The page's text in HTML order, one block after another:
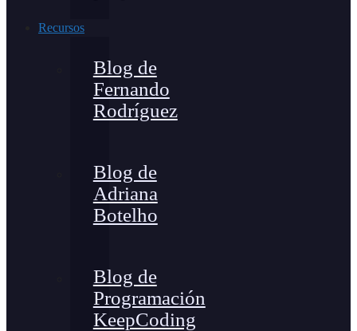
Recursos
Blog de
Fernando
Rodríguez
Blog de
Adriana
Botelho
Blog de
Programación
KeepCoding